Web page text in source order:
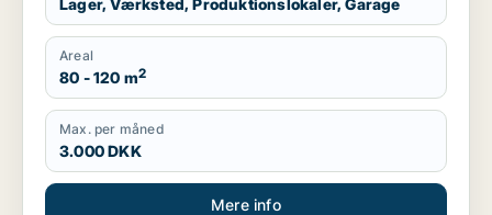
Lager, Værksted, Produktionslokaler, Garage
Areal
80 - 120 m2
Max. per måned
3.000 DKK
Mere info